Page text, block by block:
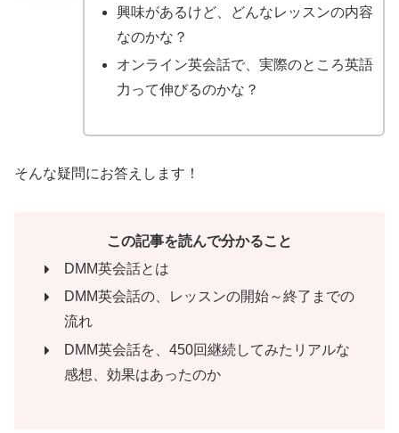
興味があるけど、どんなレッスンの内容
なのかな？
オンライン英会話で、実際のところ英語
力って伸びるのかな？
そんな疑問にお答えします！
この記事を読んで分かること
DMM英会話とは
DMM英会話の、レッスンの開始～終了までの
流れ
DMM英会話を、450回継続してみたリアルな
感想、効果はあったのか